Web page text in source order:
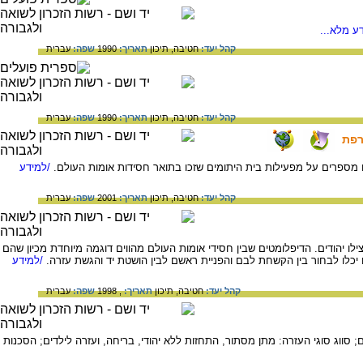
מלא...
קהל יעד:חטיבה,תיכוןתאריך:1990 שפה:עברית
קהל יעד:חטיבה,תיכוןתאריך:1990 שפה:עברית
על מפעילות בית היתומים שזכו בתואר חסידות אומות העולם. /למידע
קהל יעד:חטיבה,תיכוןתאריך:2001 שפה:עברית
איש. המאמר מתמקד ב- 18 הדיפלומטים מביניהם שהצילו יהודים. הדיפלומטים שבין חסידי אומות העולם מהווים דוגמה מיוחדת מכיון שהם
לבחור בין הקשחת לבם והפניית ראשם לבין הושטת יד והגשת עזרה. /למידע
קהל יעד:חטיבה,תיכוןתאריך:, 1998 שפה:עברית
סוגי העזרה: מתן מסתור, התחזות ללא יהודי, בריחה, ועזרה לילדים; הסכנות